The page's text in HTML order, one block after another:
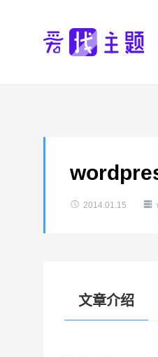
 2014.01.15 
文章介绍